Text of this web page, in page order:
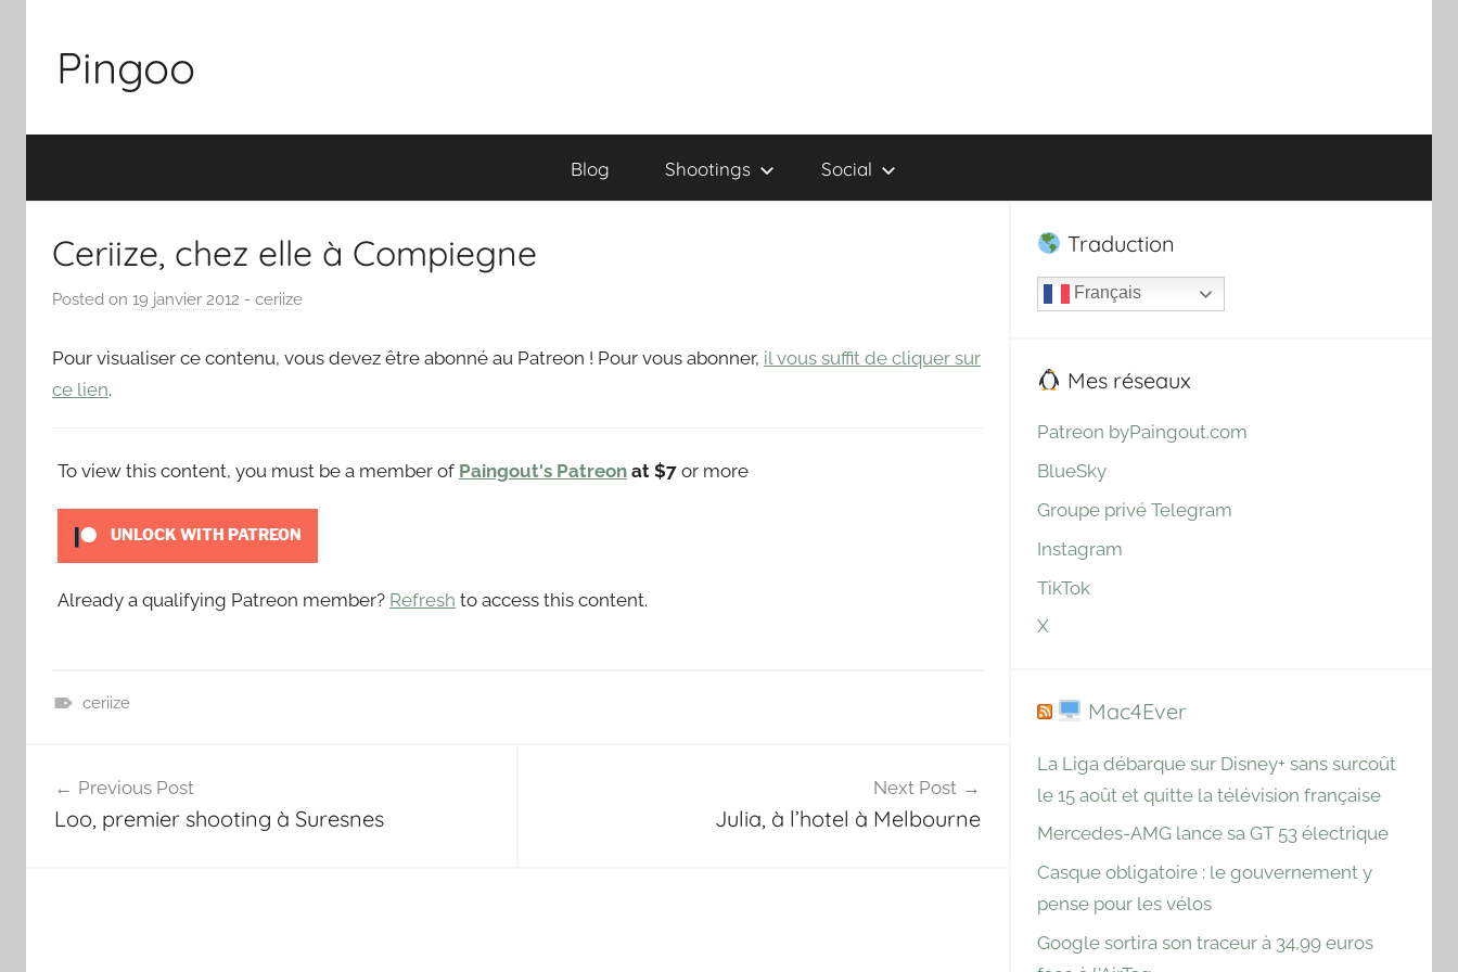
content
Pingoo
Blog Shootings Social
Ceriize, chez elle à Compiegne
Posted on 19 janvier 2012 b
P
g
u
- ceriize
Pour visualiser ce contenu, vous devez être abonné au Patreon ! Pour vous abonner, il vous suffit de cliquer sur
ce lien.
To view this content, you must be a member of Paingout's Patreon at $7 or more
UNLOCK WITH PATREON
Already a qualifying Patreon member? Refresh to access this content.
r
ceriize
de
l’article
Previous Post
Loo, premier shooting à Suresnes
Next Post
Julia, à l’hotel à Melbourne
Traduction
Français
Mes réseaux
Patreon byPaingout.com
BlueSky
Groupe privé Telegram
Instagram
TikTok
X
Mac4Ever
La Liga débarque sur Disney+ sans surcoût
le 15 août et quitte la télévision française
Mercedes-AMG lance sa GT 53 électrique
Casque obligatoire : le gouvernement y
pense pour les vélos
Google sortira son traceur à 34,99 euros